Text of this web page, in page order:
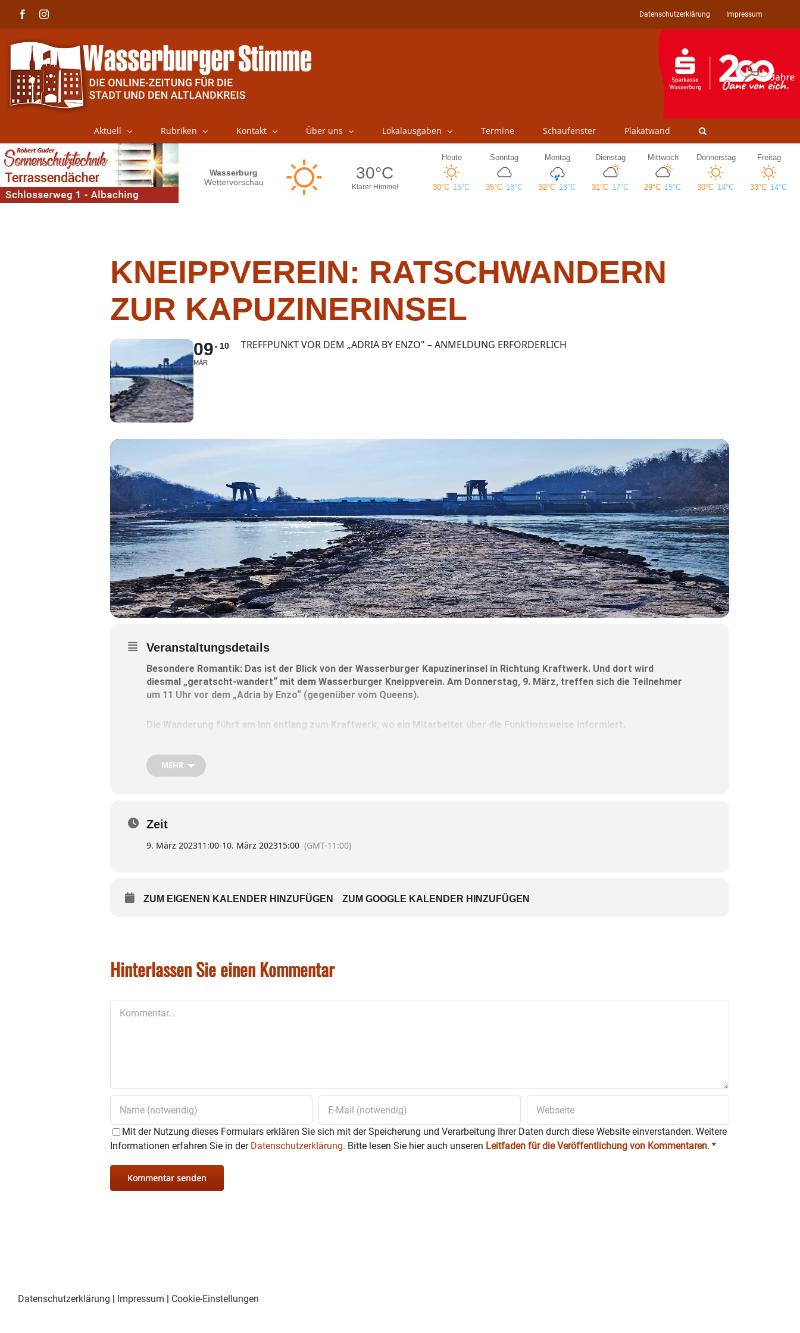
FacebookInstagram Datenschutzerklärung Impressum
Aktuell Rubriken Kontakt Über uns Lokalausgaben Termine Schaufenster Plakatwand
KNEIPPVEREIN: RATSCHWANDERN
ZUR KAPUZINERINSEL
09
MÄR
10 TREFFPUNKT VOR DEM „ADRIA BY ENZO" – ANMELDUNG ERFORDERLICH
Veranstaltungsdetails
Besondere Romantik: Das ist der Blick von der Wasserburger Kapuzinerinsel in Richtung Kraftwerk. Und dort wird
diesmal „geratscht-wandert“ mit dem Wasserburger Kneippverein. Am Donnerstag, 9. März, treffen sich die Teilnehmer
um 11 Uhr vor dem „Adria by Enzo“ (gegenüber vom Queens).
Die Wanderung führt am Inn entlang zum Kraftwerk, wo ein Mitarbeiter über die Funktionsweise informiert.
Zurück geht es wieder am Inn entlang und diesmal findet ein gemütliches Beisammensein anschließend in einer Pizzeria statt.
Bei Regen fällt die Wanderung aus.
MEHR
Zeit
9. März 202311:00-10. März 202315:00 (GMT-11:00)
ZUM EIGENEN KALENDER HINZUFÜGEN ZUM GOOGLE KALENDER HINZUFÜGEN
Hinterlassen Sie einen Kommentar
Mit der Nutzung dieses Formulars erklären Sie sich mit der Speicherung und Verarbeitung Ihrer Daten durch diese Website einverstanden. Weitere
Informationen erfahren Sie in der Datenschutzerklärung. Bitte lesen Sie hier auch unseren Leitfaden für die Veröffentlichung von Kommentaren. *
Datenschutzerklärung | Impressum | Cookie-Einstellungen